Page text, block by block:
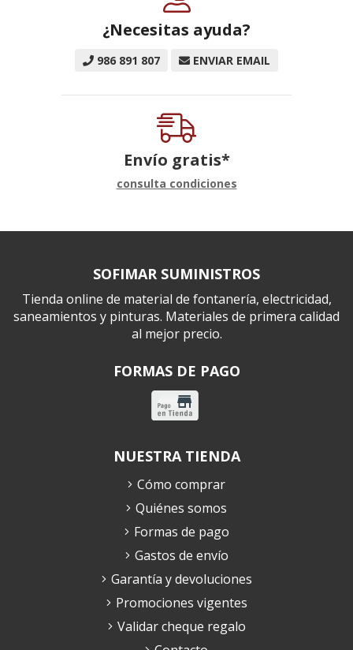
¿Necesitas ayuda?
986 891 807 ENVIAR EMAIL
Envío gratis*
consulta condiciones
SOFIMAR SUMINISTROS
Tienda online de material de fontanería, electricidad,
saneamientos y pinturas. Materiales de primera calidad
al mejor precio.
FORMAS DE PAGO
NUESTRA TIENDA
Cómo comprar
Quiénes somos
Formas de pago
Gastos de envío
Garantía y devoluciones
Promociones vigentes
Validar cheque regalo